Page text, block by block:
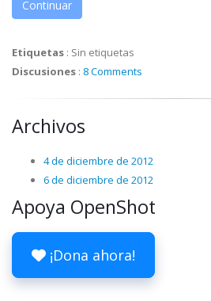
Continuar
Etiquetas : Sin etiquetas
Discusiones : 8 Comments
Archivos
4 de diciembre de 2012
6 de diciembre de 2012
Apoya OpenShot
¡Dona ahora!